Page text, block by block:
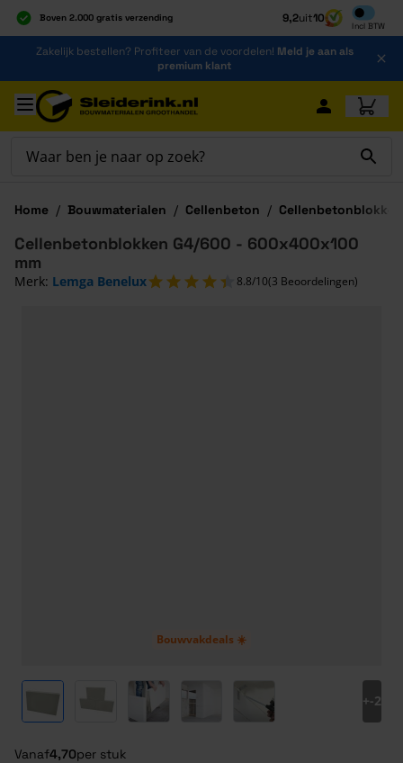
Boven 2.000 gratis verzending
Al 40 jaar dé specialist
Alles onder één dak
9,2uit10
Incl BTW
Inclusief
Ga naar de inhoud
Zakelijk bestellen? Profiteer van de voordelen! Meld je aan als
premium klant
Ga naar hoofdinhoud
Home / Bouwmaterialen / Cellenbeton /
Bouwvakdeals ☀️
View larger imageView larger image
View larger image
+-2
Vanaf4,70per stuk
Cellenbetonblokken G4/600 - 600x400x100
mm
Merk: Lemga Benelux 8.8/10(3 Beoordelingen)